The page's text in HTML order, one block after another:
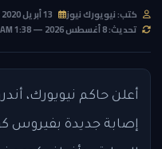
كتب: نيويورك نيوز
تحديث: 8 أغسطس 2026 — 1:38 AM
أعلن حاكم نيويورك،